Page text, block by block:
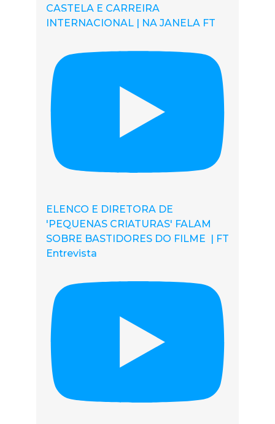
CASTELA E CARREIRA
INTERNACIONAL | NA JANELA FT
ELENCO E DIRETORA DE
'PEQUENAS CRIATURAS' FALAM
SOBRE BASTIDORES DO FILME | FT
Entrevista